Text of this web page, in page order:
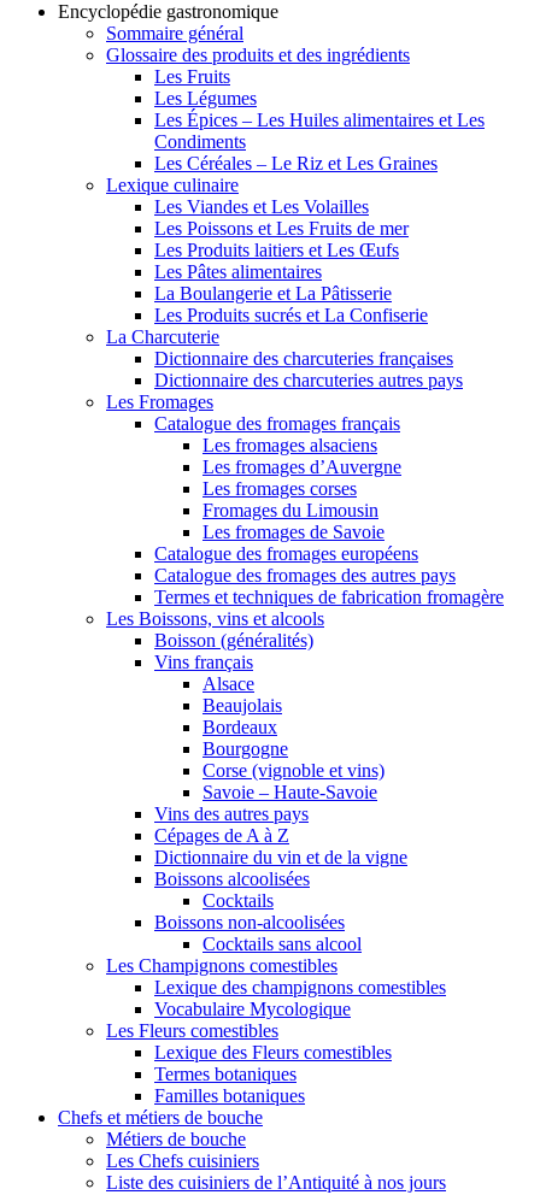
Encyclopédie gastronomique
Sommaire général
Glossaire des produits et des ingrédients
Les Fruits
Les Légumes
Les Épices – Les Huiles alimentaires et Les
Condiments
Les Céréales – Le Riz et Les Graines
Lexique culinaire
Les Viandes et Les Volailles
Les Poissons et Les Fruits de mer
Les Produits laitiers et Les Œufs
Les Pâtes alimentaires
La Boulangerie et La Pâtisserie
Les Produits sucrés et La Confiserie
La Charcuterie
Dictionnaire des charcuteries françaises
Dictionnaire des charcuteries autres pays
Les Fromages
Catalogue des fromages français
Les fromages alsaciens
Les fromages d’Auvergne
Les fromages corses
Fromages du Limousin
Les fromages de Savoie
Catalogue des fromages européens
Catalogue des fromages des autres pays
Termes et techniques de fabrication fromagère
Les Boissons, vins et alcools
Boisson (généralités)
Vins français
Alsace
Beaujolais
Bordeaux
Bourgogne
Corse (vignoble et vins)
Savoie – Haute-Savoie
Vins des autres pays
Cépages de A à Z
Dictionnaire du vin et de la vigne
Boissons alcoolisées
Cocktails
Boissons non-alcoolisées
Cocktails sans alcool
Les Champignons comestibles
Lexique des champignons comestibles
Vocabulaire Mycologique
Les Fleurs comestibles
Lexique des Fleurs comestibles
Termes botaniques
Familles botaniques
Chefs et métiers de bouche
Métiers de bouche
Les Chefs cuisiniers
Liste des cuisiniers de l’Antiquité à nos jours